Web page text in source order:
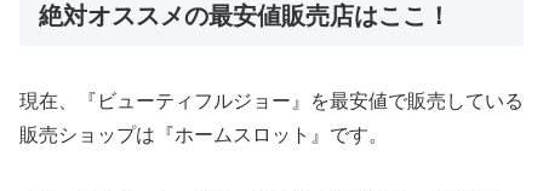
絶対オススメの最安値販売店はここ！
現在、『ビューティフルジョー』を最安値で販売している
販売ショップは『ホームスロット』です。